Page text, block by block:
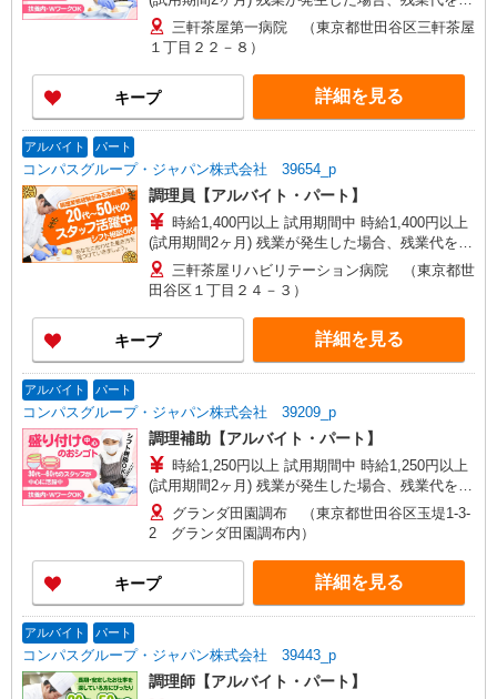
分単位で別途支給します。
三軒茶屋第一病院 （東京都世田谷区三軒茶屋
１丁目２２－８）
キープ 詳細を見る
アルバイト パート
コンパスグループ・ジャパン株式会社 39654_p
調理員【アルバイト・パート】
時給1,400円以上 試用期間中 時給1,400円以上
(試用期間2ヶ月) 残業が発生した場合、残業代を1
分単位で別途支給します。
三軒茶屋リハビリテーション病院 （東京都世
田谷区１丁目２４－３）
キープ 詳細を見る
アルバイト パート
コンパスグループ・ジャパン株式会社 39209_p
調理補助【アルバイト・パート】
時給1,250円以上 試用期間中 時給1,250円以上
(試用期間2ヶ月) 残業が発生した場合、残業代を1
分単位で別途支給します。
グランダ田園調布 （東京都世田谷区玉堤1-3-
2 グランダ田園調布内）
キープ 詳細を見る
アルバイト パート
コンパスグループ・ジャパン株式会社 39443_p
調理師【アルバイト・パート】